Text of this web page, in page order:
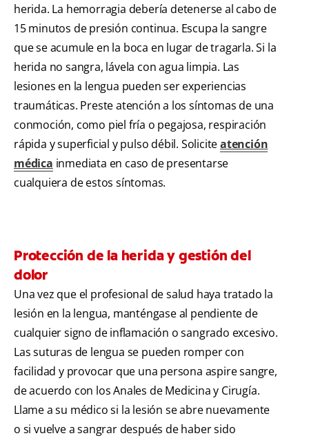
herida. La hemorragia debería detenerse al cabo de
15 minutos de presión continua. Escupa la sangre
que se acumule en la boca en lugar de tragarla. Si la
herida no sangra, lávela con agua limpia. Las
lesiones en la lengua pueden ser experiencias
traumáticas. Preste atención a los síntomas de una
conmoción, como piel fría o pegajosa, respiración
rápida y superficial y pulso débil. Soliciteatención
médica inmediata en caso de presentarse
cualquiera de estos síntomas.
Protección de la herida y gestión del
dolor
Una vez que el profesional de salud haya tratado la
lesión en la lengua, manténgase al pendiente de
cualquier signo de inflamación o sangrado excesivo.
Las suturas de lengua se pueden romper con
facilidad y provocar que una persona aspire sangre,
de acuerdo con los Anales de Medicina y Cirugía.
Llame a su médico si la lesión se abre nuevamente
o si vuelve a sangrar después de haber sido